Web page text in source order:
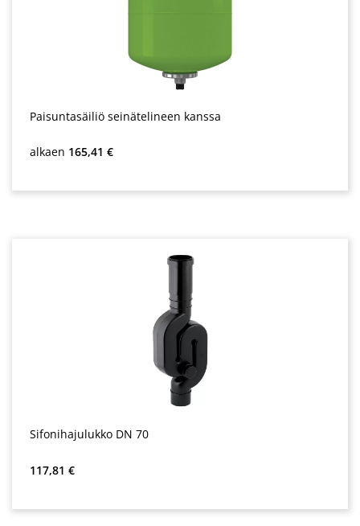
Paisuntasäiliö seinätelineen kanssa
Normaali hinta:
alkaen 165,41 €
Sifonihajulukko DN 70
Normaali hinta:
117,81 €